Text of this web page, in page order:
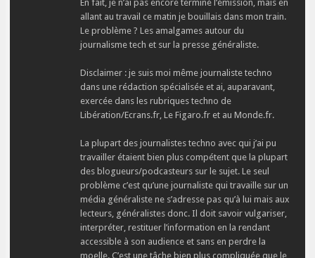
En fait, je n’ai pas encore terminé l’émission, mais en
allant au travail ce matin je bouillais dans mon train.
Le problème ? Les amalgames autour du
journalisme tech et sur la presse généraliste.
Disclaimer : je suis moi même journaliste techno
dans une rédaction spécialisée et ai, auparavant,
exercée dans les rubriques techno de
Libération/Ecrans.fr, Le Figaro.fr et au Monde.fr.
La plupart des journalistes techno avec qui j’ai pu
travailler étaient bien plus compétent que la plupart
des blogueurs/podcasteurs sur le sujet. Le seul
problème c’est qu’une journaliste qui travaille sur un
média généraliste ne s’adresse pas qu’à lui mais aux
lecteurs, généralistes donc. Il doit savoir vulgariser,
interpréter, restituer l’information en la rendant
accessible à son audience et sans en perdre la
moelle. C’est une tâche bien plus compliquée que le